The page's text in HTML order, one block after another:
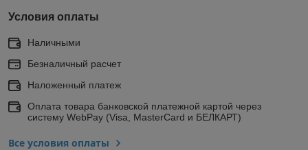
Условия оплаты
Наличными
Безналичный расчет
Наложенный платеж
Оплата товара банковской платежной картой через
систему WebPay (Visa, MasterCard и БЕЛКАРТ)
Все условия оплаты